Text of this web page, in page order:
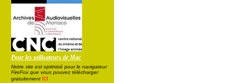
Pour les utilisateurs de Mac
Notre site est optimisé pour le navigateur
FireFox que vous pouvez télécharger
gratuitement ici